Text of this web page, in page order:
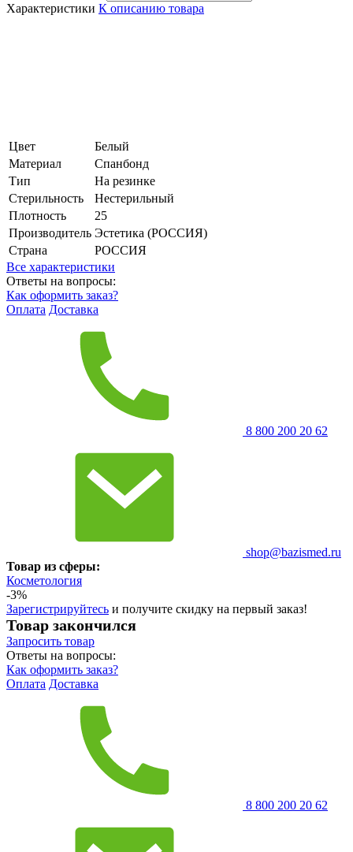
Характеристики К описанию товара
Цвет
Белый
Материал
Спанбонд
Тип
На резинке
Стерильность
Нестерильный
Плотность
25
Производитель Эстетика (РОССИЯ)
Страна
РОССИЯ
Все характеристики
Ответы на вопросы:
Как оформить заказ?
Оплата Доставка
8 800 200 20 62
shop@bazismed.ru
Товар из сферы:
Косметология
-3%
Зарегистрируйтесь и получите скидку на первый заказ!
Товар закончился
Запросить товар
Ответы на вопросы:
Как оформить заказ?
Оплата Доставка
8 800 200 20 62